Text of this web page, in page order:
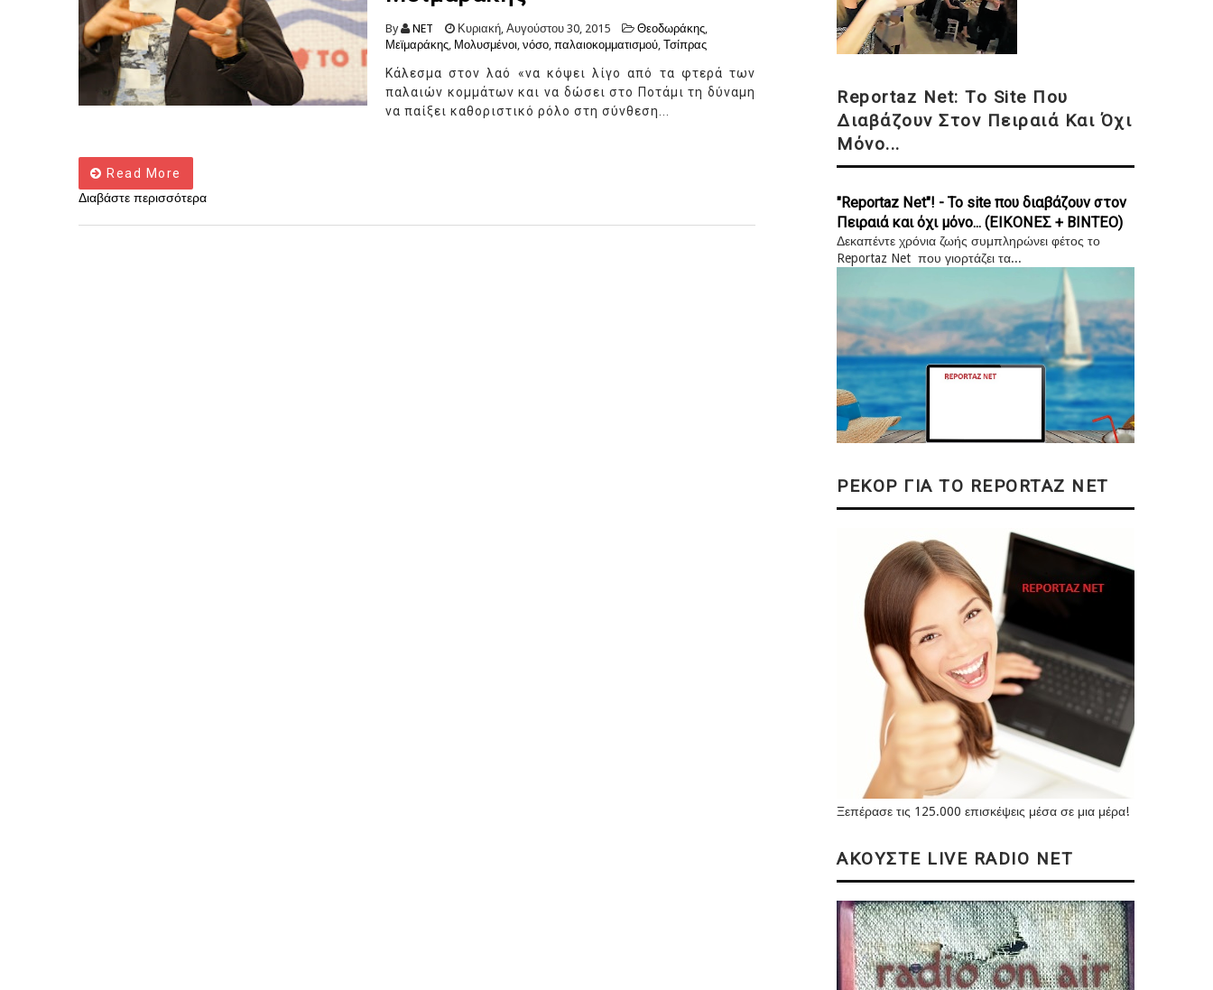
By NET Κυριακή, Αυγούστου 30, 2015 Θεοδωράκης,
Μεϊμαράκης, Μολυσμένοι, νόσο, παλαιοκομματισμού, Τσίπρας
Κάλεσμα στον λαό «να κόψει λίγο από τα φτερά των
παλαιών κομμάτων και να δώσει στο Ποτάμι τη δύναμη
να παίξει καθοριστικό ρόλο στη σύνθεση...
Read More
Διαβάστε περισσότερα
Reportaz Net: Το Site Που
Διαβάζουν Στον Πειραιά Και Όχι
Μόνο...
"Reportaz Net"! - Το site που διαβάζουν στον
Πειραιά και όχι μόνο... (ΕΙΚΟΝΕΣ + ΒΙΝΤΕΟ)
Δεκαπέντε χρόνια ζωής συμπληρώνει φέτος το
Reportaz Net που γιορτάζει τα...
ΡΕΚΟΡ ΓΙΑ ΤΟ REPORTAZ NET
Ξεπέρασε τις 125.000 επισκέψεις μέσα σε μια μέρα!
ΑΚΟΥΣΤΕ LIVE RADIO NET